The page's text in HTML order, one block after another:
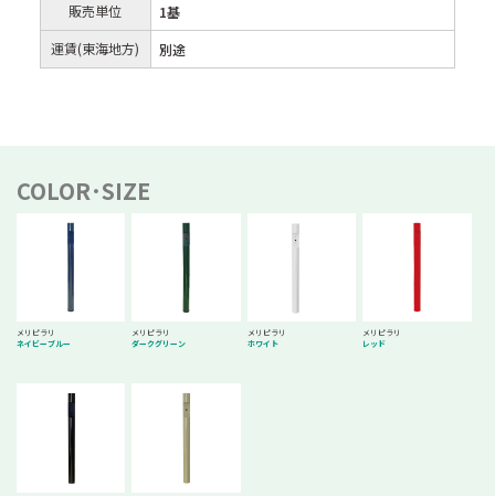
販売単位
1基
運賃(東海地方)
別途
COLOR･SIZE
メリピラリ
ネイビーブルー
メリピラリ
ダークグリーン
メリピラリ
ホワイト
メリピラリ
レッド